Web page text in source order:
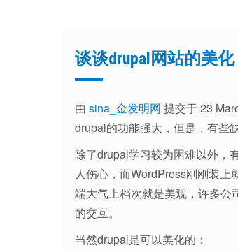
谈谈drupal网站的美化
由 sina_金发明网 提交于 23
drupal的功能强大，但是，有些
除了drupal学习较为困难以外，
人伤心，而WordPress刚刚装
端大气上档次就是美观，许多公
的交互。
当然drupal是可以美化的：